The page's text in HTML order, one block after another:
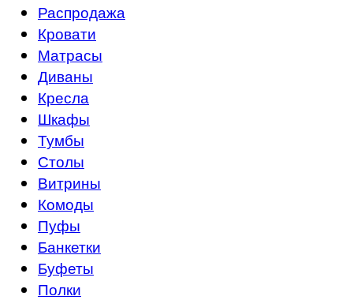
Распродажа
Кровати
Матрасы
Диваны
Кресла
Шкафы
Тумбы
Столы
Витрины
Комоды
Пуфы
Банкетки
Буфеты
Полки